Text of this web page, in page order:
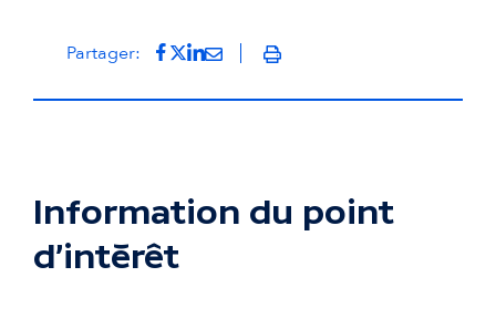
Partager: Partager sur Facebook
(s'ouvre dans un nouvel onglet)
Partager sur Twitter
(s'ouvre dans un nouvel onglet)
Partager sur LinkedIn
(s'ouvre dans un nouvel onglet)
Partager par mail
(s'ouvre dans un nouvel
Imprimer
Information du point
d'intérêt